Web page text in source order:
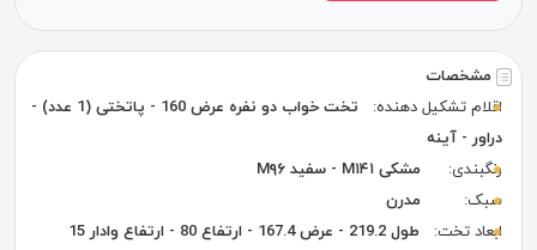
مشخصات
اقلام تشکیل دهنده:
تخت خواب دو نفره عرض 160 - پاتختی (1 عدد) -
دراور - آینه
رنگبندی:
مشکی M۱۴۱ - سفید M۹۶
سبک:
مدرن
ابعاد تخت:
طول 219.2 - عرض 167.4 - ارتفاع 80 - ارتفاع وادار 15